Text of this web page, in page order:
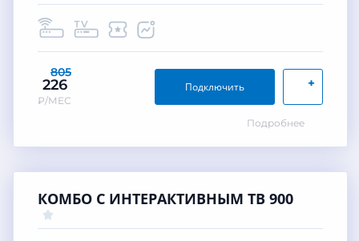
805
226
₽/МЕС
+
Подключить
Подробнее
КОМБО С ИНТЕРАКТИВНЫМ ТВ 900